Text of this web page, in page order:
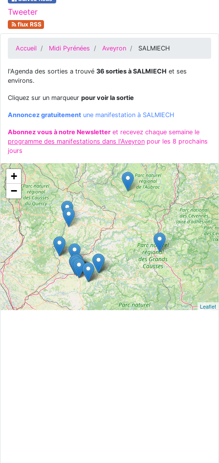
Tweeter
flux RSS
Accueil Midi Pyrénées Aveyron SALMIECH
l'Agenda des sorties a trouvé 36 sorties à SALMIECH et ses
environs.
Cliquez sur un marqueur pour voir la sortie
Annoncez gratuitement une manifestation à SALMIECH
Abonnez vous à notre Newsletter et recevez chaque semaine le
programme des manifestations dans l'Aveyron pour les 8 prochains
jours
+
−
Leaflet